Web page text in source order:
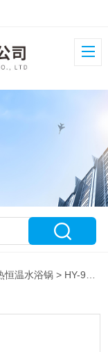
恒温水浴锅 > HY-98-IIA电热恒温水浴锅